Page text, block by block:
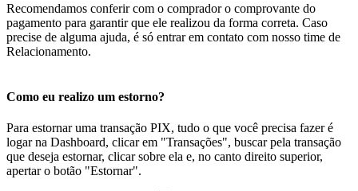
Recomendamos conferir com o comprador o comprovante do
pagamento para garantir que ele realizou da forma correta. Caso
precise de alguma ajuda, é só entrar em contato com nosso time de
Relacionamento.
Como eu realizo um estorno?
Para estornar uma transação PIX, tudo o que você precisa fazer é
logar na Dashboard, clicar em "Transações", buscar pela transação
que deseja estornar, clicar sobre ela e, no canto direito superior,
apertar o botão "Estornar".